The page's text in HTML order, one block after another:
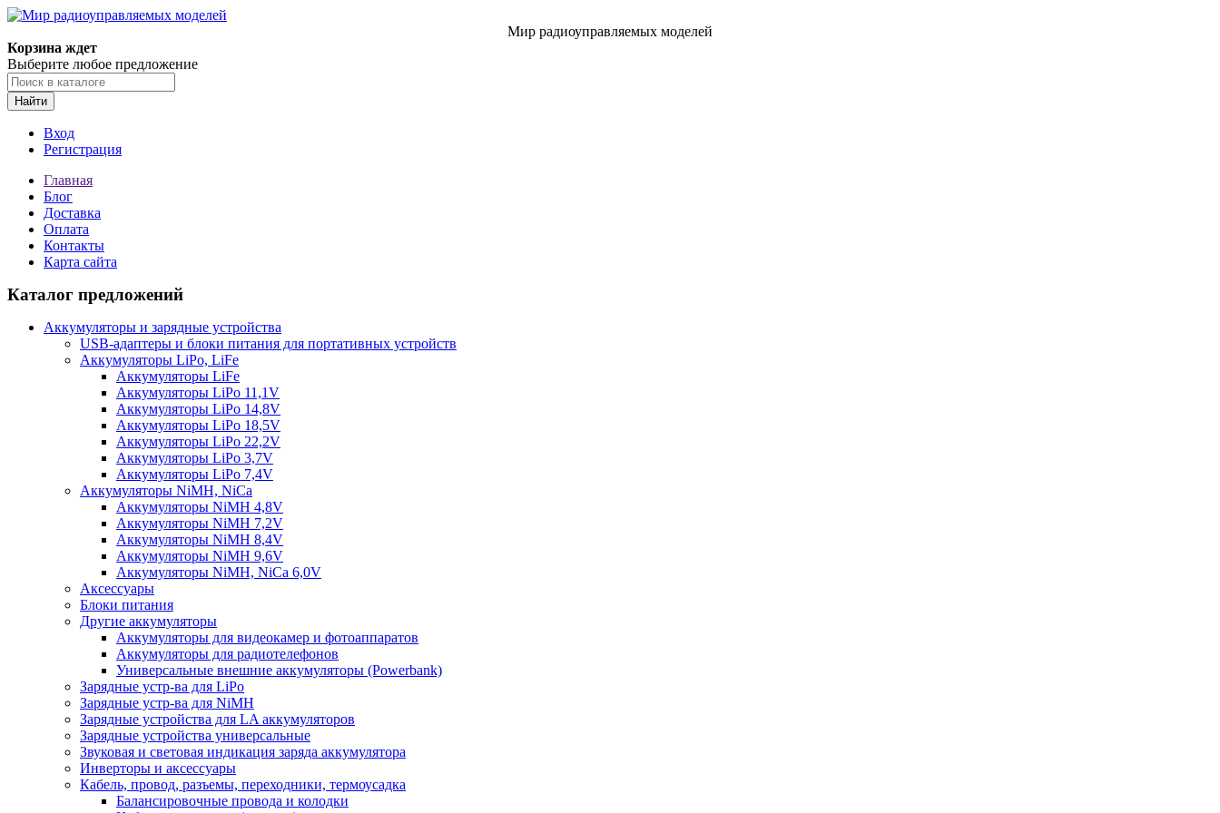
Мир радиоуправляемых моделей
Корзина ждет
Выберите любое предложение
Найти
Вход
Регистрация
Главная
Блог
Доставка
Оплата
Контакты
Карта сайта
Каталог предложений
Аккумуляторы и зарядные устройства
USB-адаптеры и блоки питания для портативных устройств
Аккумуляторы LiPo, LiFe
Аккумуляторы LiFe
Аккумуляторы LiPo 11,1V
Аккумуляторы LiPo 14,8V
Аккумуляторы LiPo 18,5V
Аккумуляторы LiPo 22,2V
Аккумуляторы LiPo 3,7V
Аккумуляторы LiPo 7,4V
Аккумуляторы NiMH, NiCa
Аккумуляторы NiMH 4,8V
Аккумуляторы NiMH 7,2V
Аккумуляторы NiMH 8,4V
Аккумуляторы NiMH 9,6V
Аккумуляторы NiMH, NiCa 6,0V
Аксессуары
Блоки питания
Другие аккумуляторы
Аккумуляторы для видеокамер и фотоаппаратов
Аккумуляторы для радиотелефонов
Универсальные внешние аккумуляторы (Powerbank)
Зарядные устр-ва для LiPo
Зарядные устр-ва для NiMH
Зарядные устройства для LA аккумуляторов
Зарядные устройства универсальные
Звуковая и световая индикация заряда аккумулятора
Инверторы и аксессуары
Кабель, провод, разъемы, переходники, термоусадка
Балансировочные провода и колодки